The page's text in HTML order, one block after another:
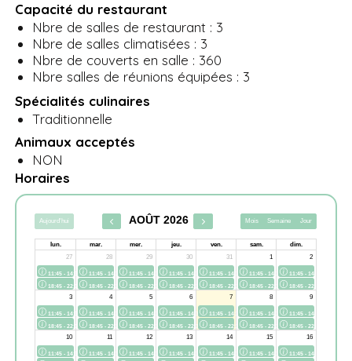
Capacité du restaurant
Nbre de salles de restaurant : 3
Nbre de salles climatisées : 3
Nbre de couverts en salle : 360
Nbre salles de réunions équipées : 3
Spécialités culinaires
Traditionnelle
Animaux acceptés
NON
Horaires